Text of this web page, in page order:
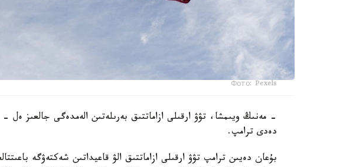
Фото: Pexels
- مەنىڭ ويىمشا، تۋۋ ارقىلى ازاماتتىق بەرىلەتىن الەمدەگى جالعىز ەل
دەدى ترامپ.
بۇعان دەيىن ترامپ تۋۋ ارقىلى ازاماتتىق الۋ قاعيداتىن شەكتەۋگە